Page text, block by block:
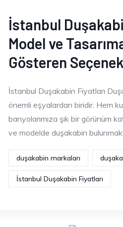
İstanbul
Model ve
Gösteren
İstanbul Duşakabin Fiyatları
önemli eşyalardan biridir. Hem
banyolarımıza şık bir görünüm
ve modelde duşakabin
duşakabin markaları
İstanbul Duşakabin Fiyatları